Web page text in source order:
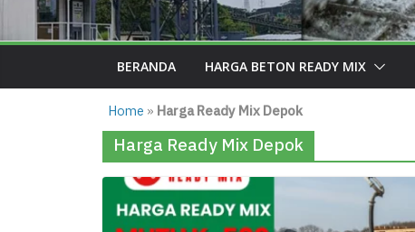
BERANDA HARGA BETON READY MIX
Home » Harga Ready Mix Depok
Harga Ready Mix Depok